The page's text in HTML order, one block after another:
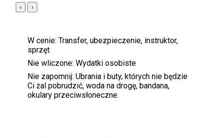
‹ ›
W cenie: Transfer, ubezpieczenie, instruktor,
sprzęt
Nie wliczone: Wydatki osobiste
Nie zapomnij: Ubrania i buty, których nie będzie
Ci żal pobrudzić, woda na drogę, bandana,
okulary przeciwsłoneczne.